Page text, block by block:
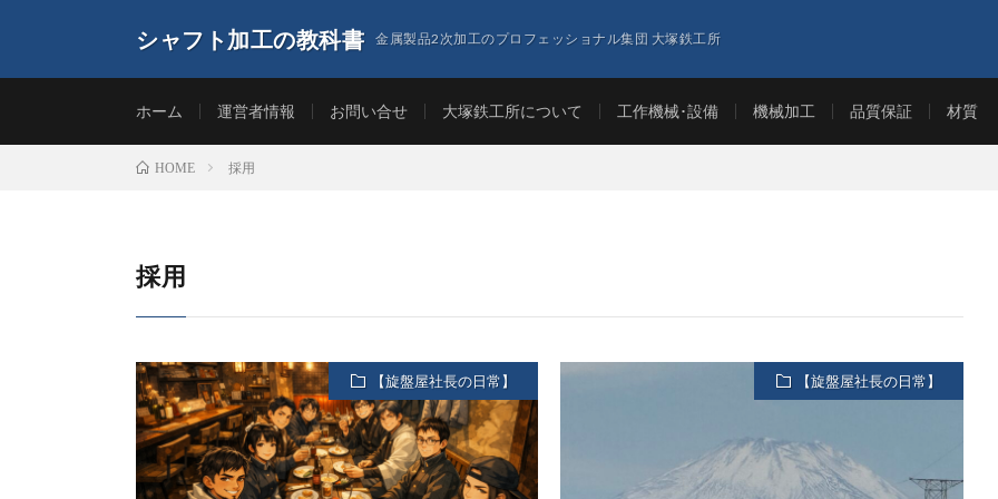
シャフト加工の教科書 金属製品2次加工のプロフェッショナル集団 大塚鉄工所
ホーム 運営者情報 お問い合せ 大塚鉄工所について 工作機械･設備 機械加工 品質保証 材質
HOME 採用
採用
【旋盤屋社長の日常】 【旋盤屋社長の日常】